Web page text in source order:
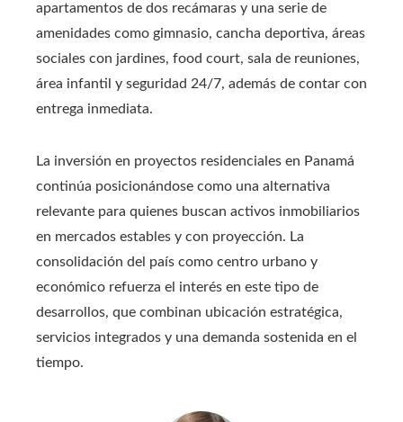
apartamentos de dos recámaras y una serie de
amenidades como gimnasio, cancha deportiva, áreas
sociales con jardines, food court, sala de reuniones,
área infantil y seguridad 24/7, además de contar con
entrega inmediata.
La inversión en proyectos residenciales en Panamá
continúa posicionándose como una alternativa
relevante para quienes buscan activos inmobiliarios
en mercados estables y con proyección. La
consolidación del país como centro urbano y
económico refuerza el interés en este tipo de
desarrollos, que combinan ubicación estratégica,
servicios integrados y una demanda sostenida en el
tiempo.